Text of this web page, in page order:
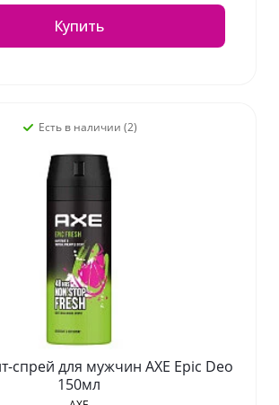
Купить
Есть в наличии (2)
спрей для мужчин AXE Epic Deo
150мл